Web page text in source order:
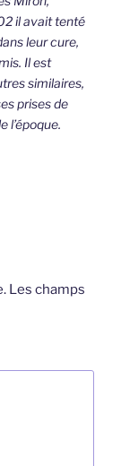
il avait tenté
leur cure,
Il est
similaires,
prises de
l’époque.
Les champs